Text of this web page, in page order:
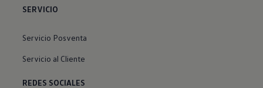
SERVICIO
Servicio Posventa
Servicio al Cliente
REDES SOCIALES